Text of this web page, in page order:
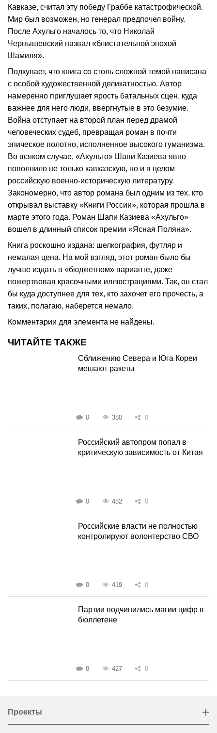
Кавказе, считал эту победу Граббе катастрофической.
Мир был возможен, но генерал предпочел войну.
После Ахульго началось то, что Николай
Чернышевский назвал «блистательной эпохой
Шамиля».
Подкупает, что книга со столь сложной темой написана
с особой художественной деликатностью. Автор
намеренно приглушает ярость батальных сцен, куда
важнее для него люди, ввергнутые в это безумие.
Война отступает на второй план перед драмой
человеческих судеб, превращая роман в почти
эпическое полотно, исполненное высокого гуманизма.
Во всяком случае, «Ахульго» Шапи Казиева явно
пополнило не только кавказскую, но и в целом
российскую военно-историческую литературу.
Закономерно, что автор романа был одним из тех, кто
открывал выставку «Книги России», которая прошла в
марте этого года. Роман Шапи Казиева «Ахульго»
вошел в длинный список премии «Ясная Поляна».
Книга роскошно издана: шелкография, футляр и
немалая цена. На мой взгляд, этот роман было бы
лучше издать в «бюджетном» варианте, даже
пожертвовав красочными иллюстрациями. Так, он стал
бы куда доступнее для тех, кто захочет его прочесть, а
таких, полагаю, наберется немало.
Комментарии для элемента не найдены.
ЧИТАЙТЕ ТАКЖЕ
Сближению Севера и Юга Кореи
мешают ракеты
0 380 0
Российский автопром попал в
критическую зависимость от Китая
0 482 0
Российские власти не полностью
контролируют волонтерство СВО
0 419 0
Партии подчинились магии цифр в
бюллетене
0 427 0
Проекты